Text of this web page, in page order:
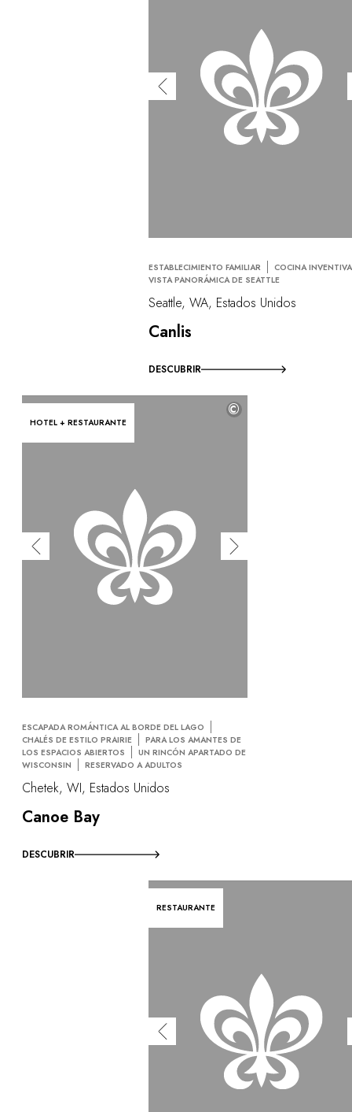
ESTABLECIMIENTO FAMILIAR
COCINA INVENTIVA
VISTA PANORÁMICA DE SEATTLE
Seattle, WA, Estados Unidos
Canlis
DESCUBRIR
HOTEL + RESTAURANTE
©
ESCAPADA ROMÁNTICA AL BORDE DEL LAGO
CHALÉS DE ESTILO PRAIRIE
PARA LOS AMANTES DE
LOS ESPACIOS ABIERTOS
UN RINCÓN APARTADO DE
WISCONSIN
RESERVADO A ADULTOS
Chetek, WI, Estados Unidos
Canoe Bay
DESCUBRIR
RESTAURANTE